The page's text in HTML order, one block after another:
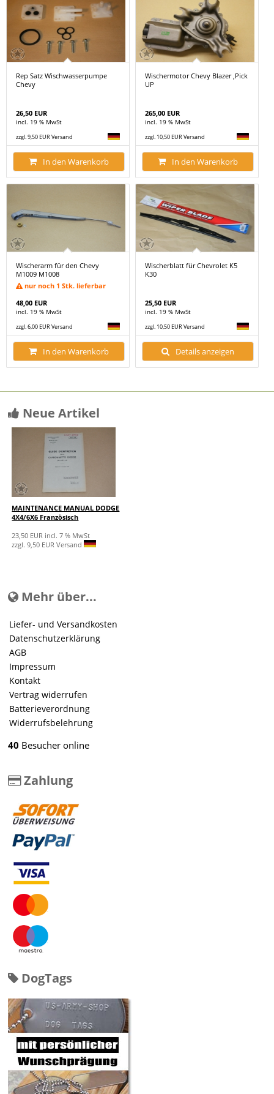
Rep Satz Wischwasserpumpe
Chevy
26,50 EUR
incl. 19 % MwSt
zzgl. 9,50 EUR Versand
In den Warenkorb
Wischermotor Chevy Blazer ,Pick
UP
265,00 EUR
incl. 19 % MwSt
zzgl. 10,50 EUR Versand
In den Warenkorb
Wischerarm für den Chevy
M1009 M1008
nur noch 1 Stk. lieferbar
48,00 EUR
incl. 19 % MwSt
zzgl. 6,00 EUR Versand
In den Warenkorb
Wischerblatt für Chevrolet K5
K30
25,50 EUR
incl. 19 % MwSt
zzgl. 10,50 EUR Versand
Details anzeigen
Neue Artikel
MAINTENANCE MANUAL DODGE
4X4/6X6 Französisch
23,50 EUR incl. 7 % MwSt
zzgl. 9,50 EUR Versand
Mehr über...
Liefer- und Versandkosten
Datenschutzerklärung
AGB
Impressum
Kontakt
Vertrag widerrufen
Batterieverordnung
Widerrufsbelehrung
40 Besucher online
Zahlung
DogTags